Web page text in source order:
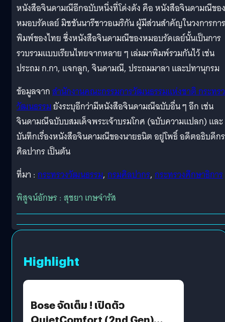
หนังสือจินดามณีอีกฉบับหนึ่งที่โด่งดัง คือ หนังสือจินดามณีของ
หมอบรัดเลย์ มิชชันนารีชาวอเมริกัน ผู้มีส่วนสำคัญในวงการการ
พิมพ์ของไทย ซึ่งหนังสือจินดามณีของหมอบรัดเลย์นั้นเป็นการ
รวบรวมแบบเรียนไทยจากหลาย ๆ เล่มมาพิมพ์รวมกันไว้ เช่น
ประถม ก.กา, แจกลูก, จินดามณี, ประถมมาลา และปทานุกรม
ข้อมูลจากสำนักงานคณะกรรมการวัฒนธรรมแห่งชาติ กระทร
วัฒนธรรมยังระบุอีกว่ามีหนังสือจินดามณีฉบับอื่น ๆ อีก เช่น
จินดามณีฉบับบสมเด็จพระเจ้าบรมโกศ (ฉบับความแปลก) และ
บันทึกเรื่องหนังสือจินดามณีของนายธนิต อยู่โพธิ์ อดีตอธิบดีก
ศิลปากร เป็นต้น
ที่มา : กระทรวงวัฒนธรรม, กรมศิลปากร, กระทรวงศึกษาธิการ
พิสูจน์อักษร : สุชยา เกษจำรัส
Highlight
Bose จัดเต็ม ! เปิดตัว